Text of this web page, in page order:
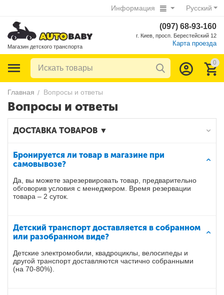
Русский
Информация
Магазин детского транспорта
(097) 68-93-160
г. Киев, просп. Берестейский 12
Карта проезда
0
Главная / Вопросы и ответы
Вопросы и ответы
ДОСТАВКА ТОВАРОВ ▼
Бронируется ли товар в магазине при
самовывозе?
Да, вы можете зарезервировать товар, предварительно
обговорив условия с менеджером. Время резервации
товара – 2 суток.
Детский транспорт доставляется в собранном
или разобранном виде?
Детские электромобили, квадроциклы, велосипеды и
другой транспорт доставляются частично собранными
(на 70-80%).